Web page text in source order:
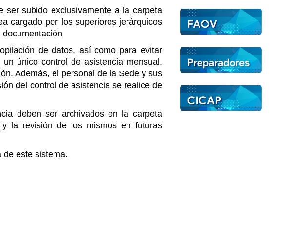
ser subido exclusivamente a la carpeta
cargado por los superiores jerárquicos
de datos, así como para evitar
único control de asistencia mensual.
Además, el personal de la Sede y sus
del control de asistencia se realice de
deben ser archivados en la carpeta
la revisión de los mismos en futuras
de este sistema.